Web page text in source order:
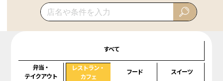
すべて
弁当・
テイクアウト
レストラン・
カフェ
フード スイーツ